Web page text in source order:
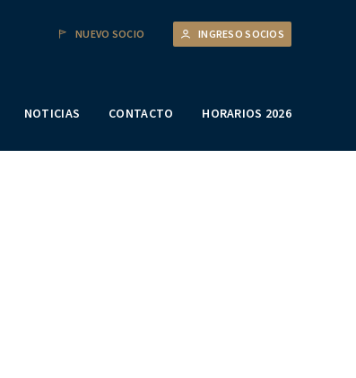
NUEVO SOCIO INGRESO SOCIOS
NOTICIAS CONTACTO HORARIOS 2026